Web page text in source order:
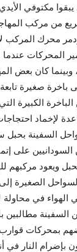
مكتوفي
من مركب
محرك المركب
المحركات عندما
وبينما كان بعض
باخرة صغيرة
الكبيرة
لإخماد
السفينة
على
ويعود مركبهم
الصغيرة إلى
الهواء في محاولة
السفينة
بعضهم بمحركات
بإضرام النار